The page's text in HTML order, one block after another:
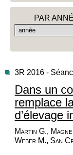
PAR
3R 2016 -
Dans un
remplace
d’élevage
Martin G.,
Weber M., San